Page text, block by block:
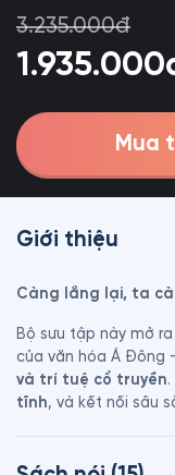
3.235.000đ
Mua
Giới thiệu
Càng lắng lại, ta
Bộ sưu tập này mở
của văn hóa Á Đông
và trí tuệ cổ truyền
tĩnh, và kết nối sâu